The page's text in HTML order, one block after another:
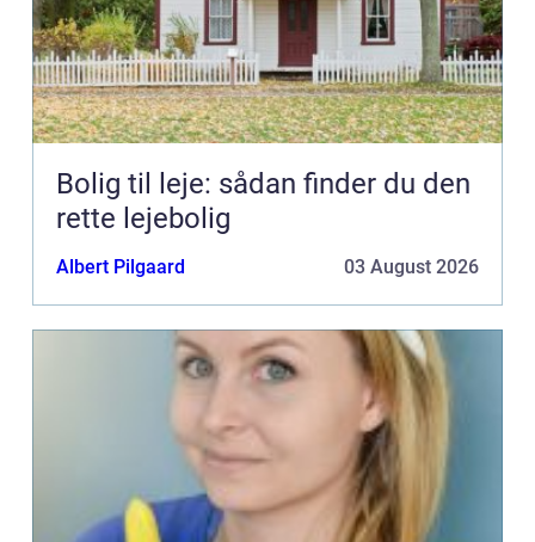
Bolig til leje: sådan finder du den
rette lejebolig
Albert Pilgaard 03 August 2026